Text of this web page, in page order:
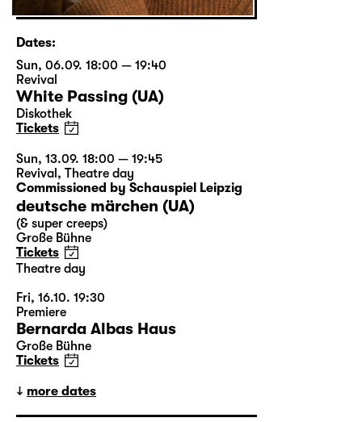
Dates:
Sun, 06.09. 18:00 — 19:40
Revival
White Passing (UA)
Diskothek
Tickets
Sun, 13.09. 18:00 — 19:45
Revival , Theatre day
Commissioned by Schauspiel Leipzig
deutsche märchen (UA)
(& super creeps)
Große Bühne
Tickets
Theatre day
Fri, 16.10. 19:30
Premiere
Bernarda Albas Haus
Große Bühne
Tickets
more dates